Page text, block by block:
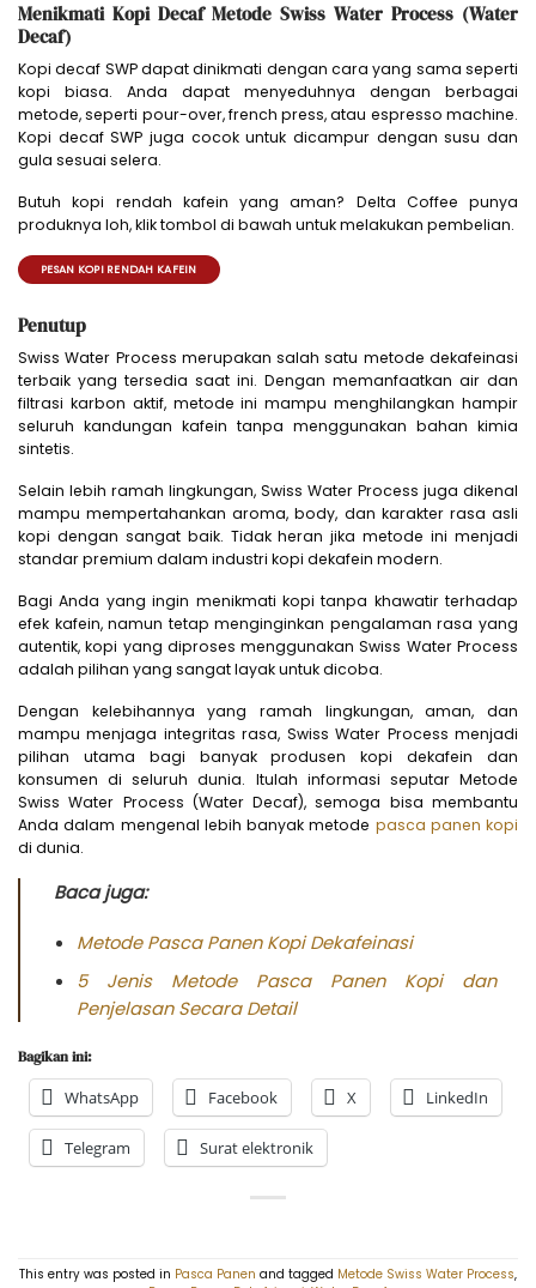
Menikmati Kopi Decaf Metode Swiss Water Process (Water
Decaf)
Kopi decaf SWP dapat dinikmati dengan cara yang sama seperti
kopi biasa. Anda dapat menyeduhnya dengan berbagai
metode, seperti pour-over, french press, atau espresso machine.
Kopi decaf SWP juga cocok untuk dicampur dengan susu dan
gula sesuai selera.
Butuh kopi rendah kafein yang aman? Delta Coffee punya
produknya loh, klik tombol di bawah untuk melakukan pembelian.
PESAN KOPI RENDAH KAFEIN
Penutup
Swiss Water Process merupakan salah satu metode dekafeinasi
terbaik yang tersedia saat ini. Dengan memanfaatkan air dan
filtrasi karbon aktif, metode ini mampu menghilangkan hampir
seluruh kandungan kafein tanpa menggunakan bahan kimia
sintetis.
Selain lebih ramah lingkungan, Swiss Water Process juga dikenal
mampu mempertahankan aroma, body, dan karakter rasa asli
kopi dengan sangat baik. Tidak heran jika metode ini menjadi
standar premium dalam industri kopi dekafein modern.
Bagi Anda yang ingin menikmati kopi tanpa khawatir terhadap
efek kafein, namun tetap menginginkan pengalaman rasa yang
autentik, kopi yang diproses menggunakan Swiss Water Process
adalah pilihan yang sangat layak untuk dicoba.
Dengan kelebihannya yang ramah lingkungan, aman, dan
mampu menjaga integritas rasa, Swiss Water Process menjadi
pilihan utama bagi banyak produsen kopi dekafein dan
konsumen di seluruh dunia. Itulah informasi seputar Metode
Swiss Water Process (Water Decaf), semoga bisa membantu
Anda dalam mengenal lebih banyak metode pasca panen kopi
di dunia.
Baca juga:
Metode Pasca Panen Kopi Dekafeinasi
5 Jenis Metode Pasca Panen Kopi dan
Penjelasan Secara Detail
Bagikan ini:
WhatsApp Facebook X LinkedIn
Telegram Surat elektronik
This entry was posted in Pasca Panen and tagged Metode Swiss Water Process,